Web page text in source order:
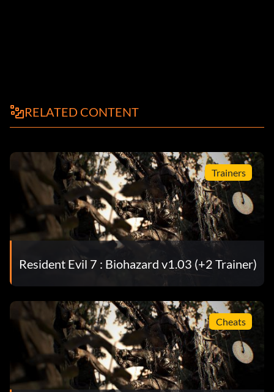
RELATED CONTENT
Trainers
Resident Evil 7 : Biohazard v1.03 (+2 Trainer)
Cheats